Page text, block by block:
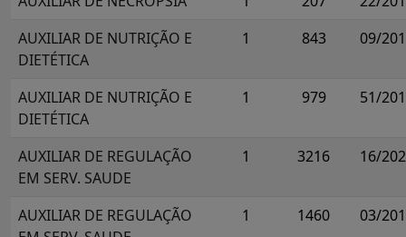
AUXILIAR DE NUTRIÇÃO E
DIETÉTICA
1 843 09/
AUXILIAR DE NUTRIÇÃO E
DIETÉTICA
1 979 51/
AUXILIAR DE REGULAÇÃO
EM SERV. SAUDE
1 3216 16/
AUXILIAR DE REGULAÇÃO
1 1460 03/